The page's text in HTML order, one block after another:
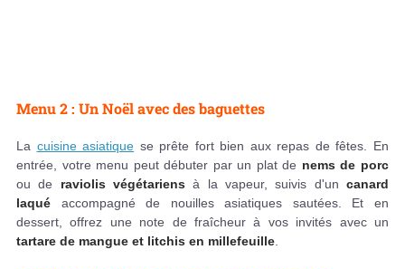
Menu 2 : Un Noël avec des baguettes
La cuisine asiatique se prête fort bien aux repas de fêtes. En
entrée, votre menu peut débuter par un plat de nems de porc
ou de raviolis végétariens à la vapeur, suivis d'uncanard
laqué accompagné de nouilles asiatiques sautées. Et en
dessert, offrez une note de fraîcheur à vos invités avec un
tartare de mangue et litchis en millefeuille